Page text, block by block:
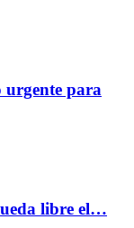
urgente para
libre el…